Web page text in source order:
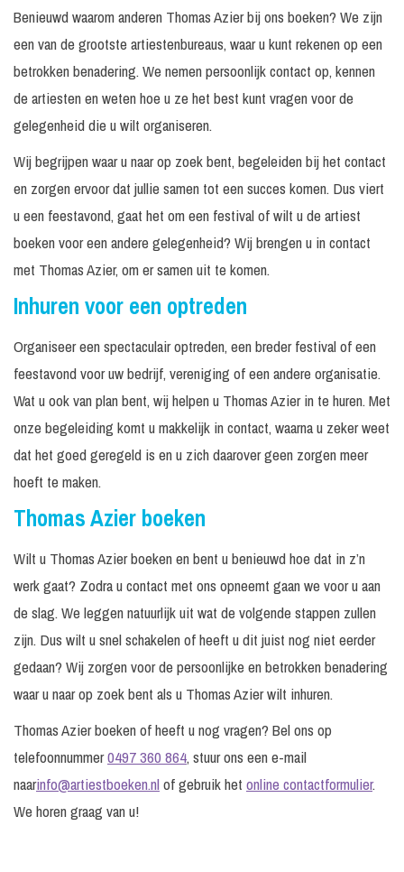
Benieuwd waarom anderen Thomas Azier bij ons boeken? We zijn
een van de grootste artiestenbureaus, waar u kunt rekenen op een
betrokken benadering. We nemen persoonlijk contact op, kennen
de artiesten en weten hoe u ze het best kunt vragen voor de
gelegenheid die u wilt organiseren.
Wij begrijpen waar u naar op zoek bent, begeleiden bij het contact
en zorgen ervoor dat jullie samen tot een succes komen. Dus viert
u een feestavond, gaat het om een festival of wilt u de artiest
boeken voor een andere gelegenheid? Wij brengen u in contact
met Thomas Azier, om er samen uit te komen.
Inhuren voor een optreden
Organiseer een spectaculair optreden, een breder festival of een
feestavond voor uw bedrijf, vereniging of een andere organisatie.
Wat u ook van plan bent, wij helpen u Thomas Azier in te huren. Met
onze begeleiding komt u makkelijk in contact, waarna u zeker weet
dat het goed geregeld is en u zich daarover geen zorgen meer
hoeft te maken.
Thomas Azier boeken
Wilt u Thomas Azier boeken en bent u benieuwd hoe dat in z’n
werk gaat? Zodra u contact met ons opneemt gaan we voor u aan
de slag. We leggen natuurlijk uit wat de volgende stappen zullen
zijn. Dus wilt u snel schakelen of heeft u dit juist nog niet eerder
gedaan? Wij zorgen voor de persoonlijke en betrokken benadering
waar u naar op zoek bent als u Thomas Azier wilt inhuren.
Thomas Azier boeken of heeft u nog vragen? Bel ons op
telefoonnummer0497 360 864, stuur ons een e-mail
naarinfo@artiestboeken.nlof gebruik het online contactformulier.
We horen graag van u!